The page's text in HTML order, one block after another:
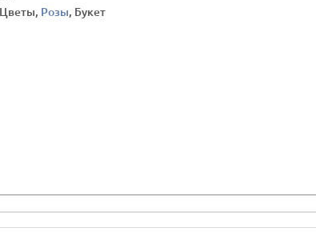
Цветы, Розы, Букет